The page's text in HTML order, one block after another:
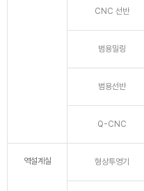
CNC 선반
범용밀링
범용선반
Q-CNC
역설계실 형상투영기